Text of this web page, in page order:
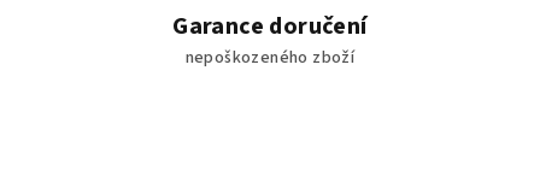
c
í
p
Garance doručení
nepoškozeného zboží